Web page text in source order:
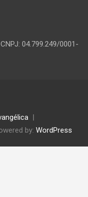
04.799.249/0001-
by: WordPress